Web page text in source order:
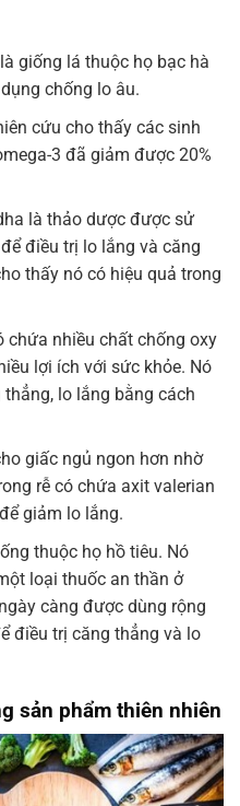
giống lá thuộc họ bạc hà
chống lo âu.
cứu cho thấy các sinh
3 đã giảm được 20%
là thảo dược được sử
điều trị lo lắng và căng
thấy nó có hiệu quả trong
chứa nhiều chất chống oxy
lợi ích với sức khỏe. Nó
lo lắng bằng cách
giấc ngủ ngon hơn nhờ
rễ có chứa axit valerian
giảm lo lắng.
thuộc họ hồ tiêu. Nó
loại thuốc an thần ở
càng được dùng rộng
điều trị căng thẳng và lo
sản phẩm thiên nhiên